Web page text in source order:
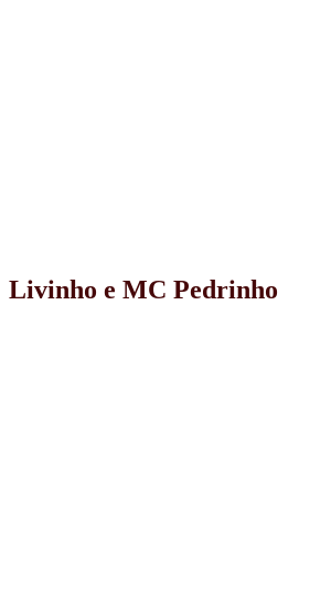
Livinho e MC Pedrinho